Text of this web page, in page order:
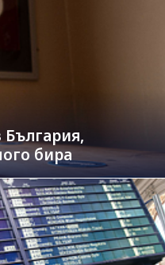
България,
бира